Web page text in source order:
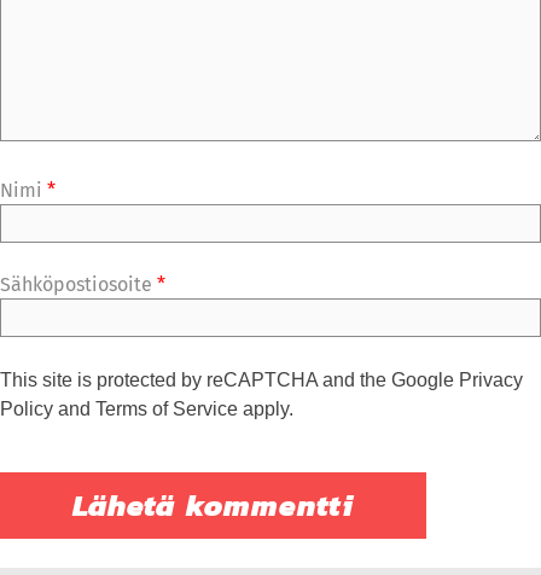
Nimi *
Sähköpostiosoite *
This site is protected by reCAPTCHA and the Google Privacy
Policy and Terms of Service apply.